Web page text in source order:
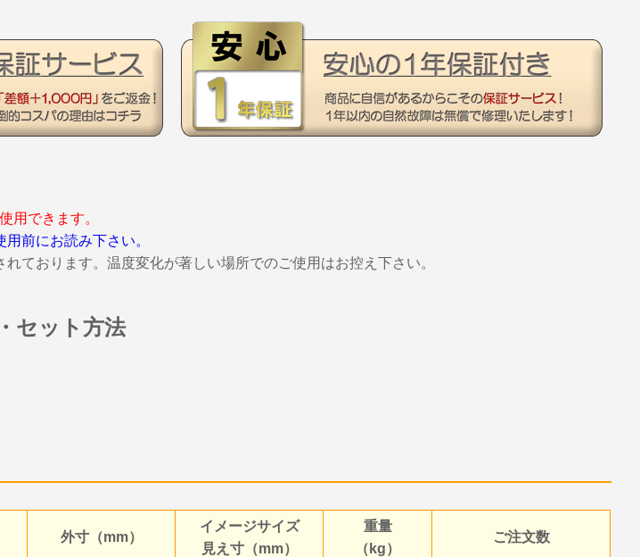
用できます。
前にお読み下さい。
ております。温度変化が著しい場所でのご使用はお控え下さい。
セット方法
外寸（mm）
イメージサイズ
見え寸（mm）
重量
（kg）
ご注文数